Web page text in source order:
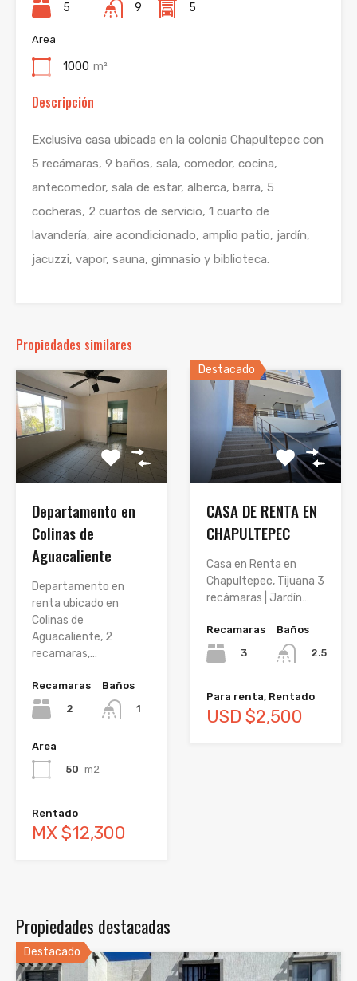
5 9 5
Area
1000 m²
Descripción
Exclusiva casa ubicada en la colonia Chapultepec con
5 recámaras, 9 baños, sala, comedor, cocina,
antecomedor, sala de estar, alberca, barra, 5
cocheras, 2 cuartos de servicio, 1 cuarto de
lavandería, aire acondicionado, amplio patio, jardín,
jacuzzi, vapor, sauna, gimnasio y biblioteca.
Propiedades similares
Departamento en
Colinas de
Aguacaliente
Departamento en
renta ubicado en
Colinas de
Aguacaliente, 2
recamaras,…
Recamaras
2
Baños
1
Area
50 m2
Rentado
MX $12,300
Destacado
CASA DE RENTA EN
CHAPULTEPEC
Casa en Renta en
Chapultepec, Tijuana 3
recámaras | Jardín…
Recamaras
3
Baños
2.5
Para renta, Rentado
USD $2,500
Propiedades destacadas
Destacado